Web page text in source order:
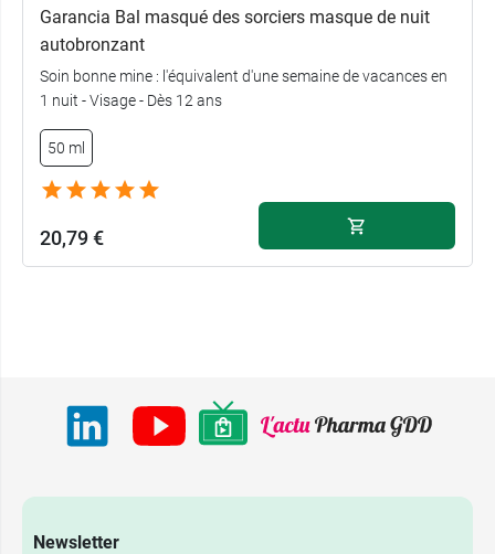
Garancia Bal masqué des sorciers masque de nuit
autobronzant
Soin bonne mine : l'équivalent d'une semaine de vacances en
1 nuit - Visage - Dès 12 ans
50 ml
20,79 €
Newsletter